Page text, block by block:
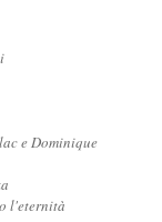
e Dominique
l'eternità